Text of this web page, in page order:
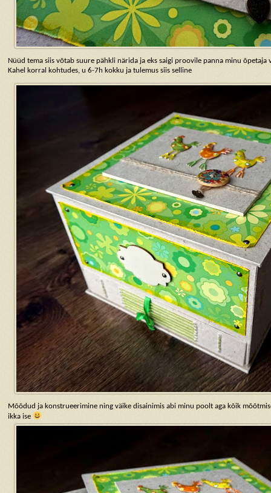
Nüüd tema siis võtab suure pähkli närida ja eks saigi proovile panna minu õpetaja
Kahel korral kohtudes, u 6-7h kokku ja tulemus siis selline
Mõõdud ja konstrueerimine ning väike disainimis abi minu poolt aga kõik
ikka ise